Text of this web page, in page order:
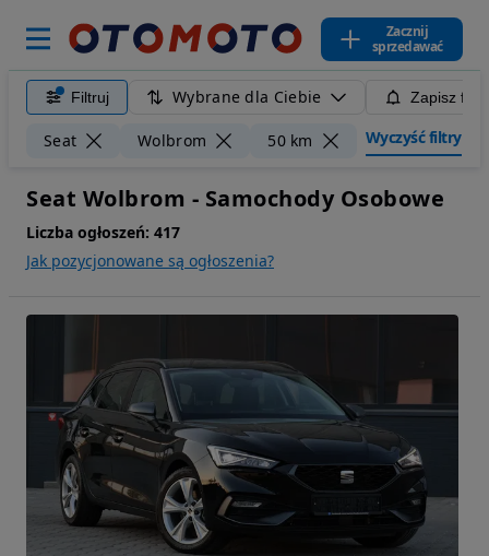
Zacznij
sprzedawać
Filtruj Wybrane dla Ciebie Zapisz
Seat Wolbrom 50 km Wyczyść filtry
Seat Wolbrom - Samochody Osobowe
Liczba ogłoszeń: 417
Jak pozycjonowane są ogłoszenia?